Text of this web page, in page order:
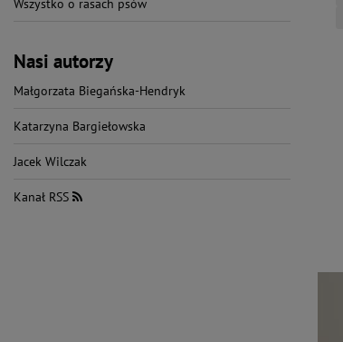
Wszystko o rasach psów
Nasi autorzy
Małgorzata Biegańska-Hendryk
Katarzyna Bargiełowska
Jacek Wilczak
Kanał RSS